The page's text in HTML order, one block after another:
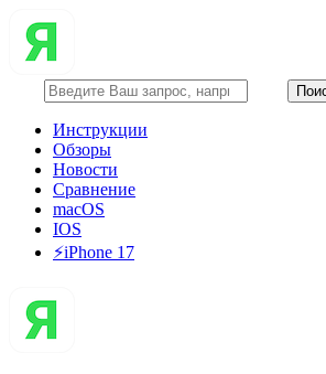
Инструкции
Обзоры
Новости
Сравнение
macOS
IOS
⚡️iPhone 17